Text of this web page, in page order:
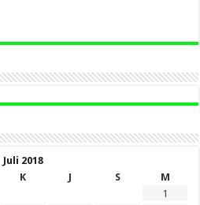
Juli 2018
K J S
M
1